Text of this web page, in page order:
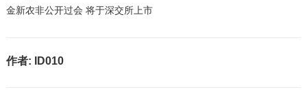
金新农非公开过会 将于深交所上市
作者: ID010